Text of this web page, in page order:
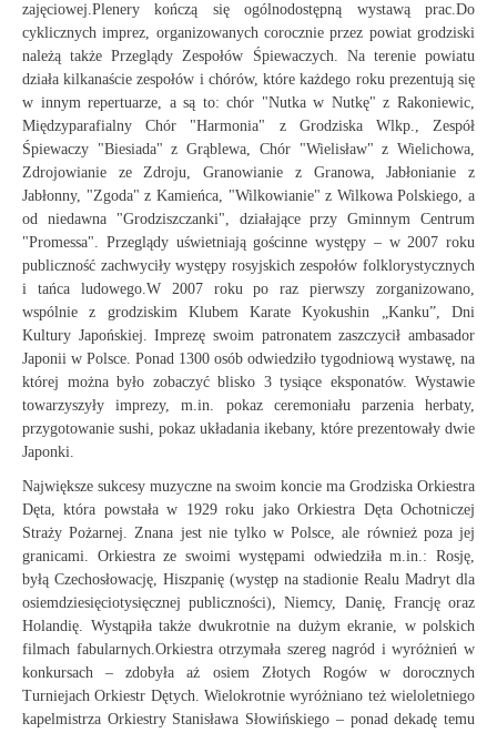
zajęciowej.Plenery kończą się ogólnodostępną wystawą prac.Do
cyklicznych imprez, organizowanych corocznie przez powiat grodziski
należą także Przeglądy Zespołów Śpiewaczych. Na terenie powiatu
działa kilkanaście zespołów i chórów, które każdego roku prezentują się
w innym repertuarze, a są to: chór "Nutka w Nutkę" z Rakoniewic,
Międzyparafialny Chór "Harmonia" z Grodziska Wlkp., Zespół
Śpiewaczy "Biesiada" z Grąblewa, Chór "Wielisław" z Wielichowa,
Zdrojowianie ze Zdroju, Granowianie z Granowa, Jabłonianie z
Jabłonny, "Zgoda" z Kamieńca, "Wilkowianie" z Wilkowa Polskiego, a
od niedawna "Grodziszczanki", działające przy Gminnym Centrum
"Promessa". Przeglądy uświetniają gościnne występy – w 2007 roku
publiczność zachwyciły występy rosyjskich zespołów folklorystycznych
i tańca ludowego.W 2007 roku po raz pierwszy zorganizowano,
wspólnie z grodziskim Klubem Karate Kyokushin „Kanku”, Dni
Kultury Japońskiej. Imprezę swoim patronatem zaszczycił ambasador
Japonii w Polsce. Ponad 1300 osób odwiedziło tygodniową wystawę, na
której można było zobaczyć blisko 3 tysiące eksponatów. Wystawie
towarzyszyły imprezy, m.in. pokaz ceremoniału parzenia herbaty,
przygotowanie sushi, pokaz układania ikebany, które prezentowały dwie
Japonki.
Największe sukcesy muzyczne na swoim koncie ma Grodziska Orkiestra
Dęta, która powstała w 1929 roku jako Orkiestra Dęta Ochotniczej
Straży Pożarnej. Znana jest nie tylko w Polsce, ale również poza jej
granicami. Orkiestra ze swoimi występami odwiedziła m.in.: Rosję,
byłą Czechosłowację, Hiszpanię (występ na stadionie Realu Madryt dla
osiemdziesięciotysięcznej publiczności), Niemcy, Danię, Francję oraz
Holandię. Wystąpiła także dwukrotnie na dużym ekranie, w polskich
filmach fabularnych.Orkiestra otrzymała szereg nagród i wyróżnień w
konkursach – zdobyła aż osiem Złotych Rogów w dorocznych
Turniejach Orkiestr Dętych. Wielokrotnie wyróżniano też wieloletniego
kapelmistrza Orkiestry Stanisława Słowińskiego – ponad dekadę temu